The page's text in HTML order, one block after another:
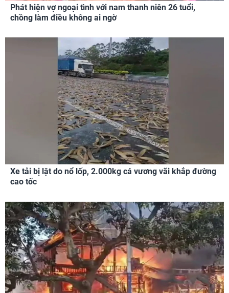
Phát hiện vợ ngoại tình với nam thanh niên 26 tuổi,
chồng làm điều không ai ngờ
Xe tải bị lật do nổ lốp, 2.000kg cá vương vãi khắp đường
cao tốc